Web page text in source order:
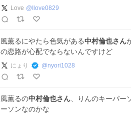
Love @ Ilove0829
風薫るにやたら色気がある中村倫也さん
の恋路が心配でならないんですけど
にょり‍ @nyori1028
風薫るの中村倫也さん 、りんのキーパ
ーソンなのかな